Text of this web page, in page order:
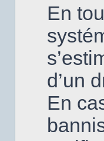
En
d’un
En